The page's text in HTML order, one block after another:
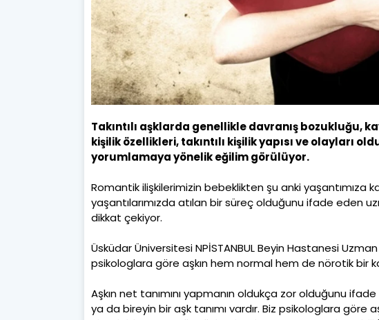
Takıntılı aşklarda genellikle davranış bozukluğu,
kişilik özellikleri, takıntılı kişilik yapısı ve olayları
yorumlamaya yönelik eğilim görülüyor.
Romantik ilişkilerimizin bebeklikten şu anki
yaşantılarımızda atılan bir süreç olduğunu ifade eden
dikkat çekiyor.
Üsküdar Üniversitesi NPİSTANBUL Beyin Hastanesi
psikologlara göre aşkın hem normal hem de nörotik bir
Aşkın net tanımını yapmanın oldukça zor olduğunu
ya da bireyin bir aşk tanımı vardır. Biz psikologlara